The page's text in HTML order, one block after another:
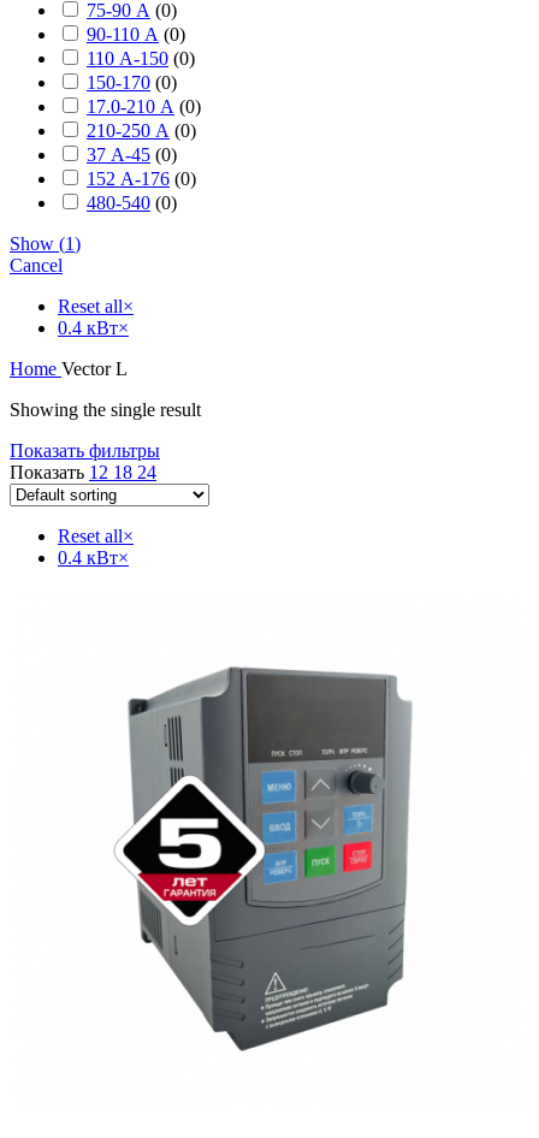
75-90 А (0)
90-110 А (0)
110 А-150 (0)
150-170 (0)
17.0-210 А (0)
210-250 А (0)
37 А-45 (0)
152 А-176 (0)
480-540 (0)
Show (1)
Cancel
Reset all×
0.4 кВт×
Home Vector L
Showing the single result
Показать фильтры
Показать 12 18 24
Reset all×
0.4 кВт×